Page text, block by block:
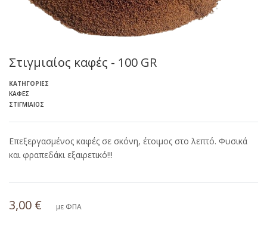
Στιγμιαίος καφές - 100 GR
ΚΑΤΗΓΟΡΊΕΣ
ΚΑΦΈΣ
ΣΤΙΓΜΙΑΊΟΣ
Επεξεργασμένος καφές σε σκόνη, έτοιμος στο λεπτό. Φυσικά
και φραπεδάκι εξαιρετικό!!!
3,00 € με ΦΠΑ